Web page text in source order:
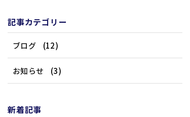
記事カテゴリー
ブログ (12)
お知らせ (3)
新着記事